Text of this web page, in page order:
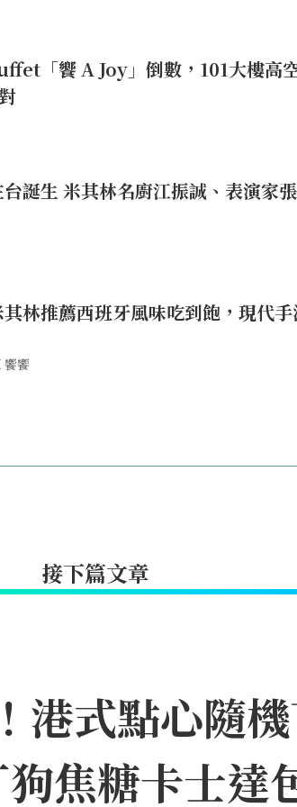
「饗 A Joy」倒數，101大樓高
誕生 米其林名廚江振誠、表演家
林推薦西班牙風味吃到飽，現代手
饗饗
接下篇文章
港式點心隨
焦糖卡士達